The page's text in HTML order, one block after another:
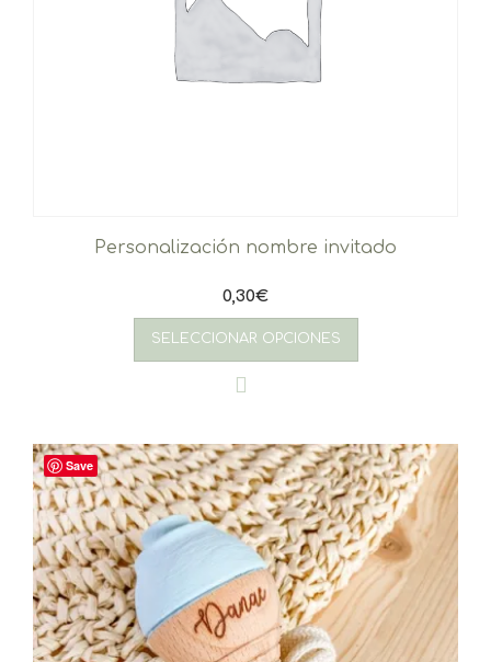
Personalización nombre invitado
0,30€
SELECCIONAR OPCIONES
Save